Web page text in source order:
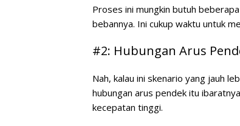
Proses ini mungkin butuh
bebannya. Ini cukup waktu untuk
#2: Hubungan Arus
Nah, kalau ini skenario yang jauh
hubungan arus pendek itu
kecepatan tinggi.